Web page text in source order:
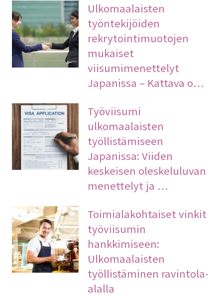
Ulkomaalaisten
työntekijöiden
rekrytointimuotojen
mukaiset
viisumimenettelyt
Japanissa – Kattava o…
Työviisumi
ulkomaalaisten
työllistämiseen
Japanissa: Viiden
keskeisen oleskeluluvan
menettelyt ja …
Toimialakohtaiset vinkit
työviisumin
hankkimiseen:
Ulkomaalaisten
työllistäminen ravintola-
alalla